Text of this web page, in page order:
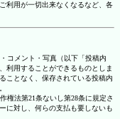
利用が一切出来なくなるなど、各
コメント・写真（以下「投稿内
利用することができるものとしま
ことなく、保存されている投稿内
権法第21条ないし第28条に規定さ
に対し、何らの支払も要しないも